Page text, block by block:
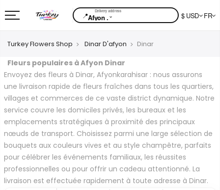
📍Afyon .⌄ $ USD FR
Turkey Flowers Shop Dinar D'afyon Dinar
Fleurs populaires à Afyon Dinar
Envoyez des fleurs à Dinar, Afyonkarahisar : nous assurons
une livraison rapide de fleurs fraîches dans tous les quartiers,
villages et commerces de ce vaste district dynamique. Notre
service couvre les domiciles privés, les bureaux et les
emplacements stratégiques à proximité des principaux
nœuds de transport. Choisissez parmi une large sélection de
bouquets aux couleurs vives et au style champêtre, parfaits
pour célébrer les événements familiaux, les réussites
professionnelles ou pour offrir un cadeau attentionné. La
livraison est effectuée rapidement à toute adresse à Dinar.